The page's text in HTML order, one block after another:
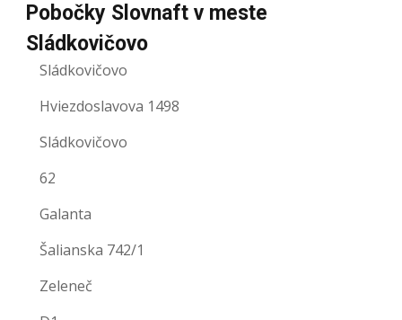
Pobočky Slovnaft v meste
Sládkovičovo
Sládkovičovo
Hviezdoslavova 1498
Sládkovičovo
62
Galanta
Šalianska 742/1
Zeleneč